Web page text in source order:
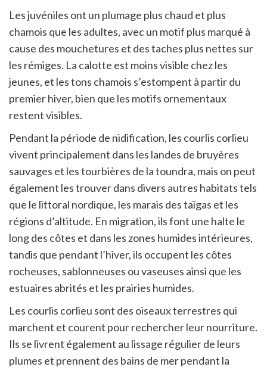
Les juvéniles ont un plumage plus chaud et plus
chamois que les adultes, avec un motif plus marqué à
cause des mouchetures et des taches plus nettes sur
les rémiges. La calotte est moins visible chez les
jeunes, et les tons chamois s’estompent à partir du
premier hiver, bien que les motifs ornementaux
restent visibles.
Pendant la période de nidification, les courlis corlieu
vivent principalement dans les landes de bruyères
sauvages et les tourbières de la toundra, mais on peut
également les trouver dans divers autres habitats tels
que le littoral nordique, les marais des taïgas et les
régions d’altitude. En migration, ils font une halte le
long des côtes et dans les zones humides intérieures,
tandis que pendant l’hiver, ils occupent les côtes
rocheuses, sablonneuses ou vaseuses ainsi que les
estuaires abrités et les prairies humides.
Les courlis corlieu sont des oiseaux terrestres qui
marchent et courent pour rechercher leur nourriture.
Ils se livrent également au lissage régulier de leurs
plumes et prennent des bains de mer pendant la